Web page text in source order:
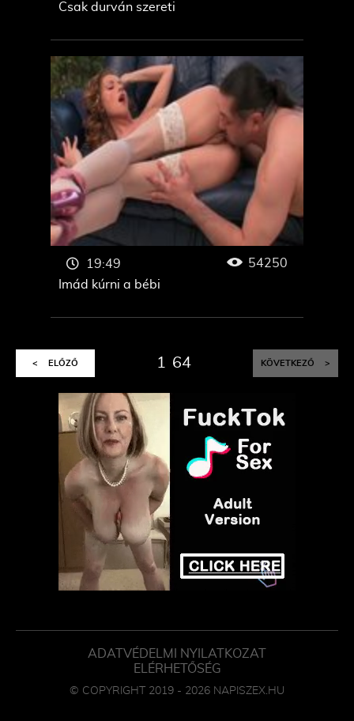
Csak durván szereti
Imád kúrni a bébi
19:49 54250
< ELŐZŐ 1 64 KÖVETKEZŐ >
ADATVÉDELMI NYILATKOZAT
ELÉRHETŐSÉG
© COPYRIGHT 2019 - 2026 NAPISZEX.HU